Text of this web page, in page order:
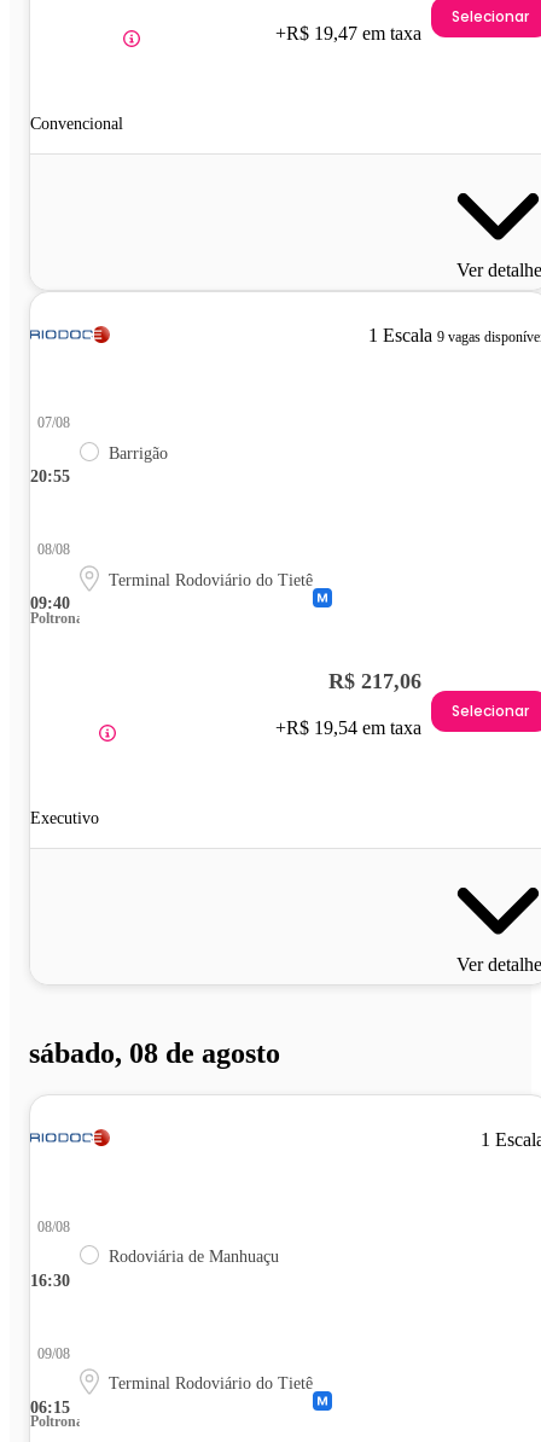
Convencional
+R$ 19,47 em taxa
Selecionar
Ver
1 Escala 9 vagas
20:55
07/08
Barrigão
09:40
08/08
Terminal Rodoviário do Tietê
Poltrona
Executivo
R$ 217,06
+R$ 19,54 em taxa
Selecionar
Ver
sábado, 08 de agosto
1
16:30
08/08
Rodoviária de Manhuaçu
06:15
09/08
Terminal Rodoviário do Tietê
Poltrona